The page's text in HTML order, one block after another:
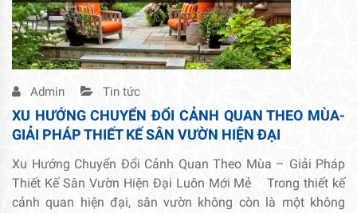
Admin Tin tức
XU HƯỚNG CHUYỂN ĐỔI CẢNH QUAN THEO MÙA-
GIẢI PHÁP THIẾT KẾ SÂN VƯỜN HIỆN ĐẠI
Xu Hướng Chuyển Đổi Cảnh Quan Theo Mùa – Giải Pháp
Thiết Kế Sân Vườn Hiện Đại Luôn Mới Mẻ Trong thiết kế
cảnh quan hiện đại, sân vườn không còn là một không